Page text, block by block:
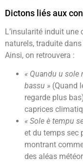
Dictons liés aux
L’insularité induit une
naturels, traduite
Ainsi, on retrouvera :
« Quandu u sole
bassu » (Quand
regarde plus
caprices
« Sole è tempu
et du temps sec
montrant
des aléas